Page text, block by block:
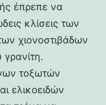
έπρεπε να
κλίσεις των
χιονοστιβάδων
τοξωτών
ελικοειδών